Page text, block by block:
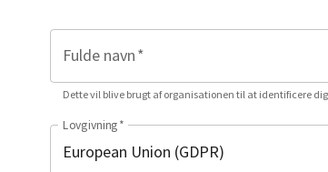
Fulde navn*
Dette vil blive brugt af organisationen til at identificere
Lovgivning*